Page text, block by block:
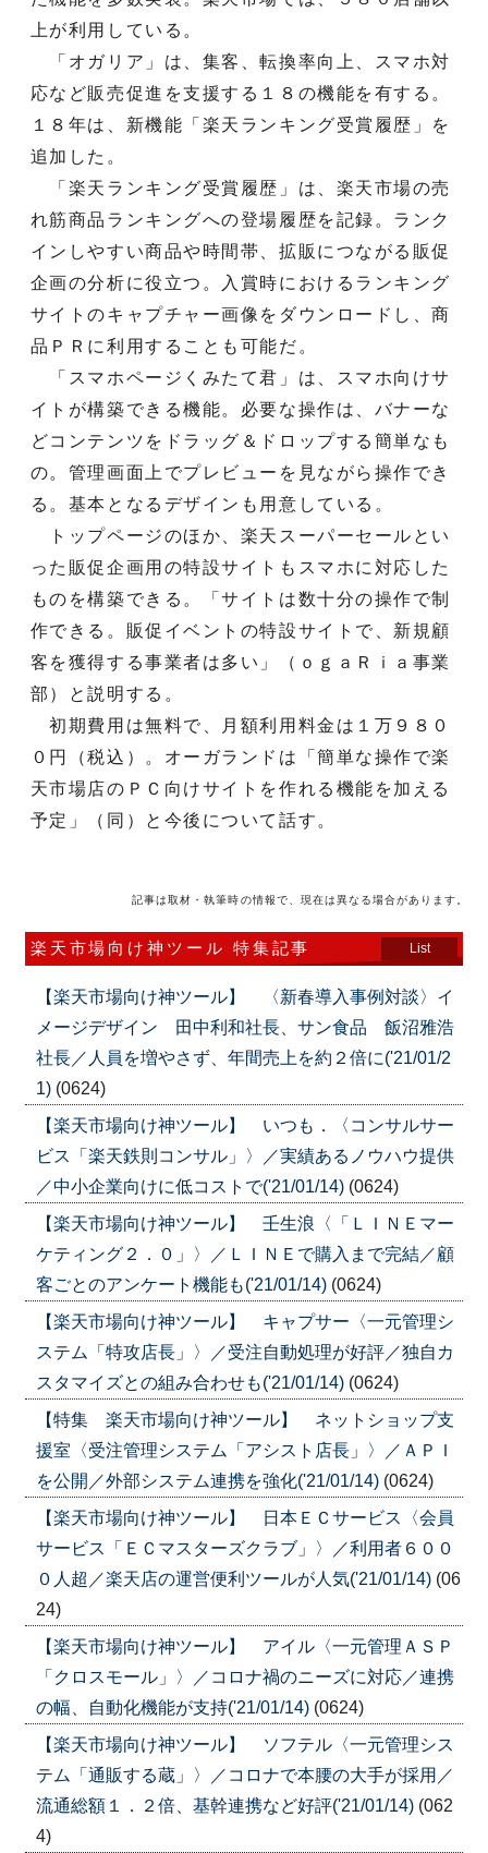
上が利用している。
「オガリア」は、集客、転換率向上、スマホ対
応など販売促進を支援する１８の機能を有する。
１８年は、新機能「楽天ランキング受賞履歴」を
追加した。
「楽天ランキング受賞履歴」は、楽天市場の売
れ筋商品ランキングへの登場履歴を記録。ランク
インしやすい商品や時間帯、拡販につながる販促
企画の分析に役立つ。入賞時におけるランキング
サイトのキャプチャー画像をダウンロードし、商
品ＰＲに利用することも可能だ。
「スマホページくみたて君」は、スマホ向けサ
イトが構築できる機能。必要な操作は、バナーな
どコンテンツをドラッグ＆ドロップする簡単なも
の。管理画面上でプレビューを見ながら操作でき
る。基本となるデザインも用意している。
トップページのほか、楽天スーパーセールとい
った販促企画用の特設サイトもスマホに対応した
ものを構築できる。「サイトは数十分の操作で制
作できる。販促イベントの特設サイトで、新規顧
客を獲得する事業者は多い」（ｏｇａＲｉａ事業
部）と説明する。
初期費用は無料で、月額利用料金は１万９８０
０円（税込）。オーガランドは「簡単な操作で楽
天市場店のＰＣ向けサイトを作れる機能を加える
予定」（同）と今後について話す。
記事は取材・執筆時の情報で、現在は異なる場合があります。
楽天市場向け神ツール 特集記事 List
【楽天市場向け神ツール】 〈新春導入事例対談〉イ
メージデザイン 田中利和社長、サン食品 飯沼雅浩
社長／人員を増やさず、年間売上を約２倍に('21/01/2
1) (0624)
【楽天市場向け神ツール】 いつも．〈コンサルサー
ビス「楽天鉄則コンサル」〉／実績あるノウハウ提供
／中小企業向けに低コストで('21/01/14) (0624)
【楽天市場向け神ツール】 壬生浪〈「ＬＩＮＥマー
ケティング２．０」〉／ＬＩＮＥで購入まで完結／顧
客ごとのアンケート機能も('21/01/14) (0624)
【楽天市場向け神ツール】 キャプサー〈一元管理シ
ステム「特攻店長」〉／受注自動処理が好評／独自カ
スタマイズとの組み合わせも('21/01/14) (0624)
【特集 楽天市場向け神ツール】 ネットショップ支
援室〈受注管理システム「アシスト店長」〉／ＡＰＩ
を公開／外部システム連携を強化('21/01/14) (0624)
【楽天市場向け神ツール】 日本ＥＣサービス〈会員
サービス「ＥＣマスターズクラブ」〉／利用者６００
０人超／楽天店の運営便利ツールが人気('21/01/14) (06
24)
【楽天市場向け神ツール】 アイル〈一元管理ＡＳＰ
「クロスモール」〉／コロナ禍のニーズに対応／連携
の幅、自動化機能が支持('21/01/14) (0624)
【楽天市場向け神ツール】 ソフテル〈一元管理シス
テム「通販する蔵」〉／コロナで本腰の大手が採用／
流通総額１．２倍、基幹連携など好評('21/01/14) (062
4)